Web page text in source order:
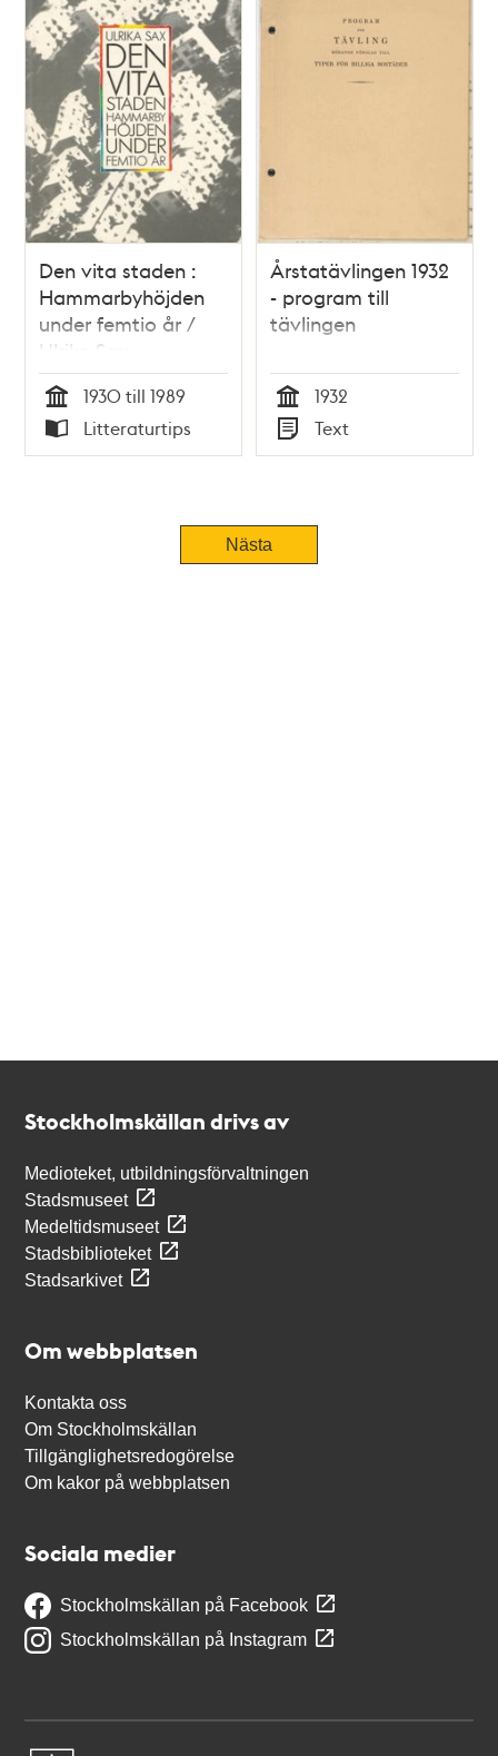
Den vita staden :
Hammarbyhöjden
under femtio år /
Ulrika Sax
Tid
1930 till 1989
Typ
Litteraturtips
Årstatävlingen 1932
- program till
tävlingen
Tid
1932
Typ
Text
Nästa
Stockholmskällan drivs av
Medioteket, utbildningsförvaltningen
Stadsmuseet
Medeltidsmuseet
Stadsbiblioteket
Stadsarkivet
Om webbplatsen
Kontakta oss
Om Stockholmskällan
Tillgänglighetsredogörelse
Om kakor på webbplatsen
Sociala medier
Stockholmskällan på Facebook
Stockholmskällan på Instagram